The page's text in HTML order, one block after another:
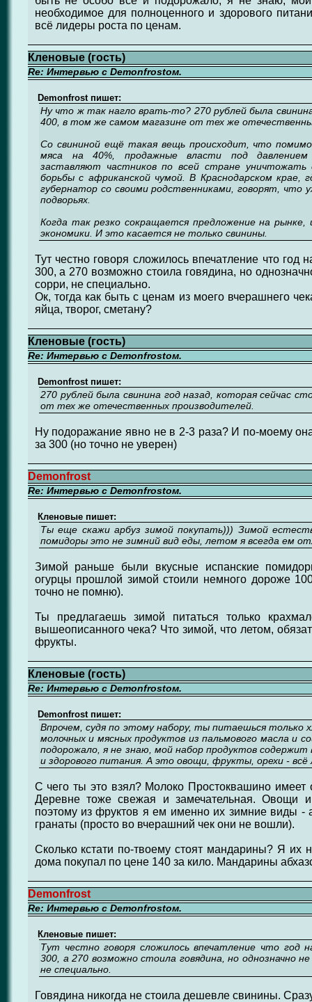
необходимое для полноценного и здорового
всё лидеры роста по ценам.
Кленовые (гость)
Re: Интервью с Demonfrostом.
Demonfrost пишет:
Ну что ж так нагло врать-то? 270 рублей была
400, в том же самом магазине от тех же
Со свининой ещё такая вещь происходит, что
мяса на 40%, продажные власти под давлением
заставляют частников по всей стране уничтожать
борьбы с африканской чумой. В Краснодарском крае,
губернатор со своими родственниками, говорят, что
подворьях.
Когда так резко сокращается предложение на
экономики. И это касается не только свинины.
Тут честно говоря сложилось впечатление что
300, а 270 возможно стоила говядина, но
сорри, не специально.
Ок, тогда как быть с ценам из моего вчерашнего
яйца, творог, сметану?
Кленовые (гость)
Re: Интервью с Demonfrostом.
Demonfrost пишет:
270 рублей была свинина год назад, которая сейчас
от тех же отечественных производителей.
Ну подоражание явно не в 2-3 раза? И по-моему
за 300 (но точно не уверен)
Demonfrost
Re: Интервью с Demonfrostом.
Кленовые пишет:
Ты еще скажи арбуз зимой покупать))) Зимой
помидоры это не зимний вид еды, летом я всегда ем
Зимой раньше были вкусные испанские
огурцы прошлой зимой стоили немного дороже
точно не помню).
Ты предлагаешь зимой питаться только
вышеописанного чека? Что зимой, что летом,
фрукты.
Кленовые (гость)
Re: Интервью с Demonfrostом.
Demonfrost пишет:
Впрочем, судя по этому набору, ты питаешься только
молочных и мясных продуктов из пальмового масла и
подорожало, я не знаю, мой набор продуктов содержит
и здорового питания. А это овощи, фрукты, орехи -
С чего ты это взял? Молоко Простоквашино
Деревне тоже свежая и замечательная. Овощи
поэтому из фруктов я ем именно их зимние виды
гранаты (просто во вчерашний чек они не вошли).
Сколько кстати по-твоему стоят мандарины? Я их
дома покупал по цене 140 за кило. Мандарины
Demonfrost
Re: Интервью с Demonfrostом.
Кленовые пишет:
Тут честно говоря сложилось впечатление что год
300, а 270 возможно стоила говядина, но однозначно
не специально.
Говядина никогда не стоила дешевле свинины.